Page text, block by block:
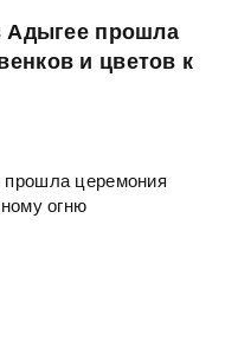
Адыгее прошла
и цветов к